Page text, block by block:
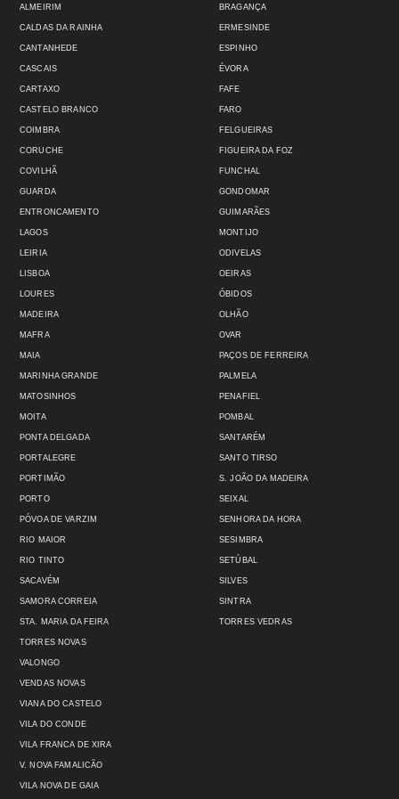
ALMEIRIM BRAGANÇA
CALDAS DA RAINHA
CANTANHEDE
CASCAIS
CARTAXO
CASTELO BRANCO
COIMBRA
CORUCHE
COVILHÃ
GUARDA
ENTRONCAMENTO
ERMESINDE
ESPINHO
ÉVORA
FAFE
FARO
FELGUEIRAS
FIGUEIRA DA FOZ
FUNCHAL
GONDOMAR
GUIMARÃES
LAGOS
LEIRIA
LISBOA
LOURES
MADEIRA
MAFRA
MAIA
MARINHA GRANDE
MATOSINHOS
MOITA
MONTIJO
ODIVELAS
OEIRAS
ÓBIDOS
OLHÃO
OVAR
PAÇOS DE FERREIRA
PALMELA
PENAFIEL
POMBAL
PONTA DELGADA
PORTALEGRE
PORTIMÃO
PORTO
PÓVOA DE VARZIM
RIO MAIOR
RIO TINTO
SACAVÉM
SAMORA CORREIA
STA. MARIA DA FEIRA
SANTARÉM
SANTO TIRSO
S. JOÃO DA MADEIRA
SEIXAL
SENHORA DA HORA
SESIMBRA
SETÚBAL
SILVES
SINTRA
TORRES VEDRAS
TORRES NOVAS
VALONGO
VENDAS NOVAS
VIANA DO CASTELO
VILA DO CONDE
VILA FRANCA DE XIRA
V. NOVA FAMALICÃO
VILA NOVA DE GAIA